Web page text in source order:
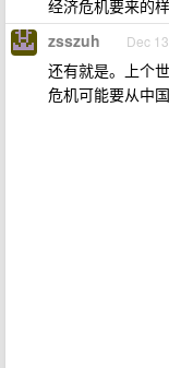
经济危机要来的
zsszuh Dec
还有就是。上个
危机可能要从中国